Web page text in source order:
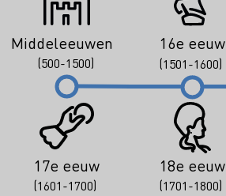
Middeleeuwen
(500-1500)
16e eeuw
(1501-1600)
17e eeuw
(1601-1700)
18e eeuw
(1701-1800)